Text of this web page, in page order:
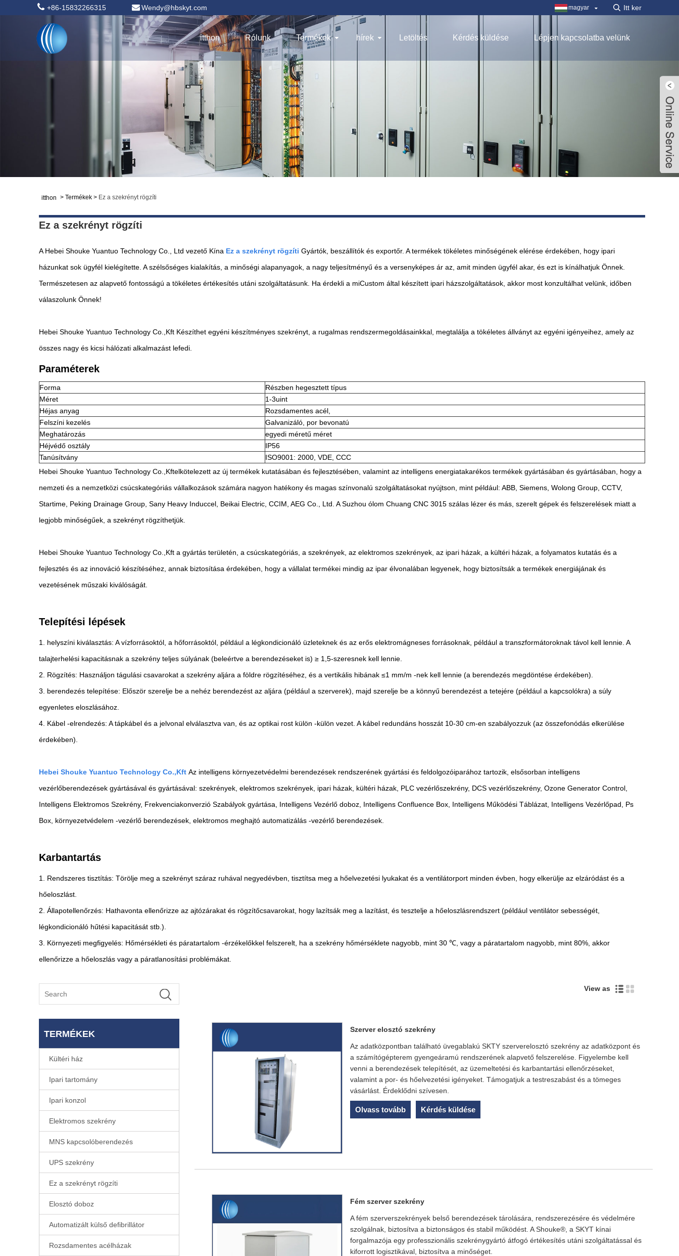
+86-15832266315 Wendy@hbskyt.com magyar
itthon Rólunk Termékek hírek Letöltés Kérdés küldése Lépjen kapcsolatba velünk
itthon > Termékek > Ez a szekrényt rögzíti
Ez a szekrényt rögzíti
A Hebei Shouke Yuantuo Technology Co., Ltd vezető Kína Ez a szekrényt rögzíti Gyártók, beszállítók és exportőr. A termékek tökéletes minőségének elérése érdekében, hogy ipari
házunkat sok ügyfél kielégítette. A szélsőséges kialakítás, a minőségi alapanyagok, a nagy teljesítményű és a versenyképes ár az, amit minden ügyfél akar, és ezt is kínálhatjuk Önnek.
Természetesen az alapvető fontosságú a tökéletes értékesítés utáni szolgáltatásunk. Ha érdekli a miCustom által készített ipari házszolgáltatások, akkor most konzultálhat velünk, időben
válaszolunk Önnek!
Hebei Shouke Yuantuo Technology Co., Kft Készíthet egyéni készítményes szekrényt, a rugalmas rendszermegoldásainkkal, megtalálja a tökéletes állványt az egyéni igényeihez, amely az
összes nagy és kicsi hálózati alkalmazást lefedi.
Paraméterek
Forma
Részben hegesztett típus
Méret
1-3uint
Héjas anyag
Rozsdamentes acél,
Felszíni kezelés
Galvanizáló, por bevonatú
Meghatározás
egyedi méretű méret
Héjvédő osztály
IP56
Tanúsítvány
ISO9001: 2000, VDE, CCC
Hebei Shouke Yuantuo Technology Co., Kftelkötelezett az új termékek kutatásában és fejlesztésében, valamint az intelligens energiatakarékos termékek gyártásában és gyártásában, hogy a
nemzeti és a nemzetközi csúcskategóriás vállalkozások számára nagyon hatékony és magas színvonalú szolgáltatásokat nyújtson, mint például: ABB, Siemens, Wolong Group, CCTV,
Startime, Peking Drainage Group, Sany Heavy Induccel, Beikai Electric, CCIM, AEG Co., Ltd. A Suzhou ólom Chuang CNC 3015 szálas lézer és más, szerelt gépek és felszerelések miatt a
legjobb minőségűek, a szekrényt rögzíthetjük.
Hebei Shouke Yuantuo Technology Co., Kft a gyártás területén, a csúcskategóriás, a szekrények, az elektromos szekrények, az ipari házak, a kültéri házak, a folyamatos kutatás és a
fejlesztés és az innováció készítéséhez, annak biztosítása érdekében, hogy a vállalat termékei mindig az ipar élvonalában legyenek, hogy biztosítsák a termékek energiájának és
vezetésének műszaki kiválóságát.
Telepítési lépések
1. helyszíni kiválasztás: A vízforrásoktól, a hőforrásoktól, például a légkondicionáló üzleteknek és az erős elektromágneses forrásoknak, például a transzformátoroknak távol kell lennie. A
talajterhelési kapacitásnak a szekrény teljes súlyának (beleértve a berendezéseket is) ≥ 1,5-szeresnek kell lennie.
2. Rögzítés: Használjon tágulási csavarokat a szekrény aljára a földre rögzítéséhez, és a vertikális hibának ≤1 mm/m -nek kell lennie (a berendezés megdöntése érdekében).
3. berendezés telepítése: Először szerelje be a nehéz berendezést az aljára (például a szerverek), majd szerelje be a könnyű berendezést a tetejére (például a kapcsolókra) a súly
egyenletes eloszlásához.
4. Kábel -elrendezés: A tápkábel és a jelvonal elválasztva van, és az optikai rost külön -külön vezet. A kábel redundáns hosszát 10-30 cm-en szabályozzuk (az összefonódás elkerülése
érdekében).
Hebei Shouke Yuantuo Technology Co.,Kft Az intelligens környezetvédelmi berendezések rendszerének gyártási és feldolgozóiparához tartozik, elsősorban intelligens
vezérlőberendezések gyártásával és gyártásával: szekrények, elektromos szekrények, ipari házak, kültéri házak, PLC vezérlőszekrény, DCS vezérlőszekrény, Ozone Generator Control,
Intelligens Elektromos Szekrény, Frekvenciakonverzió Szabályok gyártása, Intelligens Vezérlő doboz, Intelligens Confluence Box, Intelligens Működési Táblázat, Intelligens Vezérlőpad, Ps
Box, környezetvédelem -vezérlő berendezések, elektromos meghajtó automatizálás -vezérlő berendezések.
Karbantartás
1. Rendszeres tisztítás: Törölje meg a szekrényt száraz ruhával negyedévben, tisztítsa meg a hőelvezetési lyukakat és a ventilátorport minden évben, hogy elkerülje az elzáródást és a
hőeloszlást.
2. Állapotellenőrzés: Hathavonta ellenőrizze az ajtózárakat és rögzítőcsavarokat, hogy lazítsák meg a lazítást, és tesztelje a hőeloszlásrendszert (például ventilátor sebességét,
légkondicionáló hűtési kapacitását stb.).
3. Környezeti megfigyelés: Hőmérsékleti és páratartalom -érzékelőkkel felszerelt, ha a szekrény hőmérséklete nagyobb, mint 30 ℃, vagy a páratartalom nagyobb, mint 80%, akkor
ellenőrizze a hőeloszlás vagy a páratlanosítási problémákat.
TERMÉKEK
Kültéri ház
Ipari tartomány
Ipari konzol
Elektromos szekrény
MNS kapcsolóberendezés
UPS szekrény
Ez a szekrényt rögzíti
Elosztó doboz
Automatizált külső defibrillátor
Rozsdamentes acélházak
View as
Szerver elosztó szekrény
Az adatközpontban található üvegablakú SKTY szerverelosztó szekrény az adatközpont és
a számítógépterem gyengeáramú rendszerének alapvető felszerelése. Figyelembe kell
venni a berendezések telepítését, az üzemeltetési és karbantartási ellenőrzéseket,
valamint a por- és hőelvezetési igényeket. Támogatjuk a testreszabást és a tömeges
vásárlást. Érdeklődni szívesen.
Olvass tovább Kérdés küldése
Fém szerver szekrény
A fém szerverszekrények belső berendezések tárolására, rendszerezésére és védelmére
szolgálnak, biztosítva a biztonságos és stabil működést. A Shouke®, a SKYT kínai
forgalmazója egy professzionális szekrénygyártó átfogó értékesítés utáni szolgáltatással és
kiforrott logisztikával, biztosítva a minőséget.